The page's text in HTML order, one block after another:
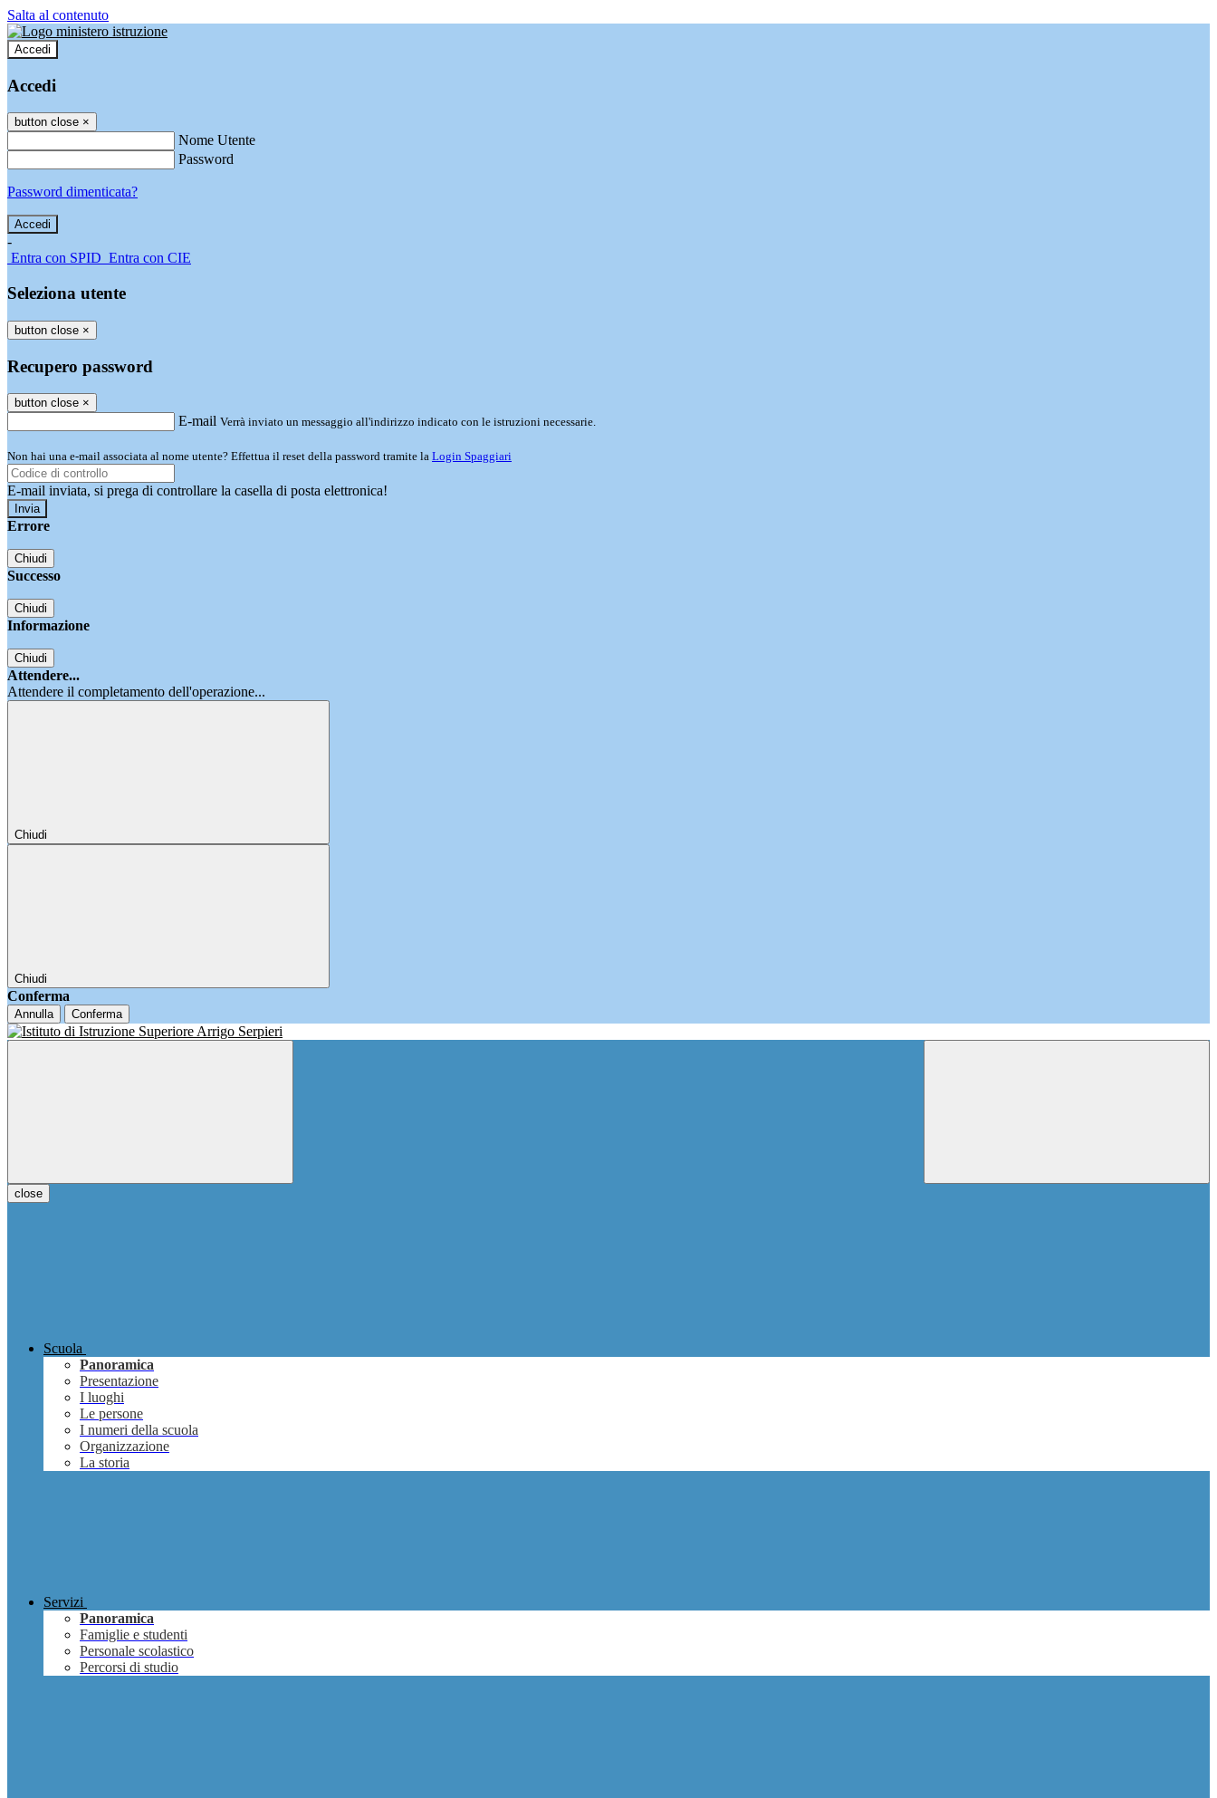
Salta al contenuto
Accedi
Accedi
button close ×
Nome Utente
Password
Password dimenticata?
-
Entra con SPID Entra con CIE
Seleziona utente
button close ×
Recupero password
button close ×
E-mail Verrà inviato un messaggio all'indirizzo indicato con le istruzioni necessarie.
Non hai una e-mail associata al nome utente? Effettua il reset della password tramite la Login Spaggiari
E-mail inviata, si prega di controllare la casella di posta elettronica!
Errore
Chiudi
Successo
Chiudi
Informazione
Chiudi
Attendere...
Attendere il completamento dell'operazione...
Chiudi
Chiudi
Conferma
Annulla Conferma
close
Scuola
Panoramica
Presentazione
I luoghi
Le persone
I numeri della scuola
Organizzazione
La storia
Servizi
Panoramica
Famiglie e studenti
Personale scolastico
Percorsi di studio